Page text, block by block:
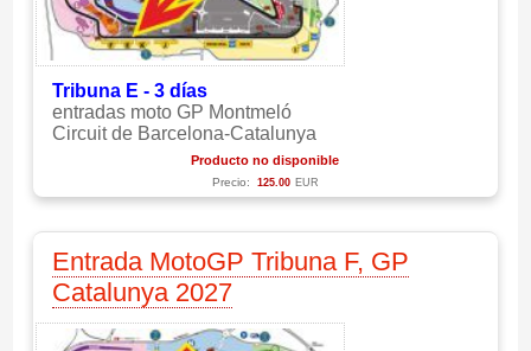
Tribuna E - 3 días
entradas moto GP Montmeló
Circuit de Barcelona-Catalunya
Producto no disponible
Precio: 125.00 EUR
Entrada MotoGP Tribuna F, GP
Catalunya 2027